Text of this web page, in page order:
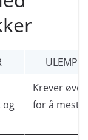
og
Krever
for å